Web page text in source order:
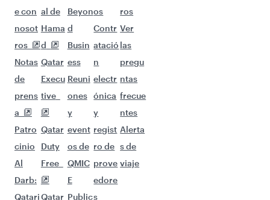
e con
nosot
ros
Notas
de
prens
a
Patro
cinio
Al
Darb:
Qatari
al de
Hama
d
Qatar
Execu
tive
Qatar
Duty
Free
Qatar
Beyon
d
Busin
ess
Reuni
ones
y
event
os de
QMIC
E
Public
os
Contr
atació
n
electr
ónica
y
regist
ro de
prove
edore
s
ros
Ver
las
pregu
ntas
frecue
ntes
Alerta
s de
viaje